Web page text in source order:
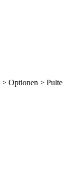
> Optionen > Pulte